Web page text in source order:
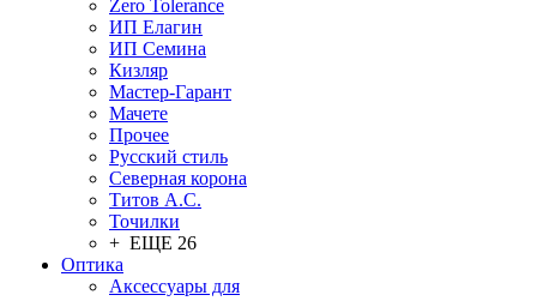
Zero Tolerance
ИП Елагин
ИП Семина
Кизляр
Мастер-Гарант
Мачете
Прочее
Русский стиль
Северная корона
Титов А.С.
Точилки
+ ЕЩЕ 26
Оптика
Аксессуары для